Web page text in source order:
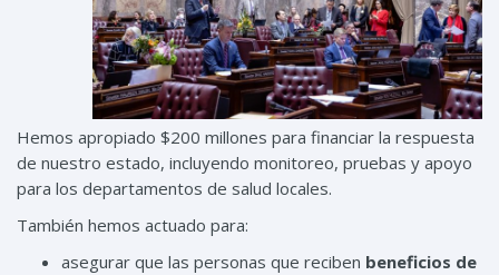
Hemos apropiado $200 millones para financiar la respuesta
de nuestro estado, incluyendo monitoreo, pruebas y apoyo
para los departamentos de salud locales.
También hemos actuado para:
asegurar que las personas que reciben beneficios de